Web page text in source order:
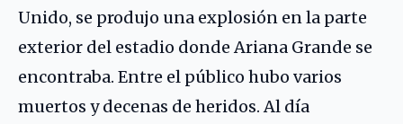
Unido, se produjo una explosión en la parte
exterior del estadio donde Ariana Grande se
encontraba. Entre el público hubo varios
muertos y decenas de heridos. Al día